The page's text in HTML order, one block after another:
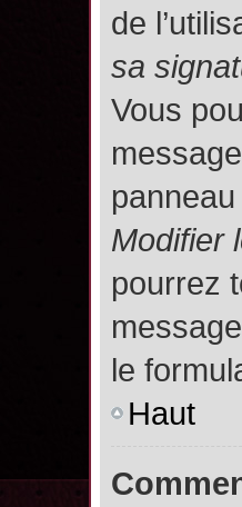
de
sa
Vous
Modifier
pourrez
le
Haut